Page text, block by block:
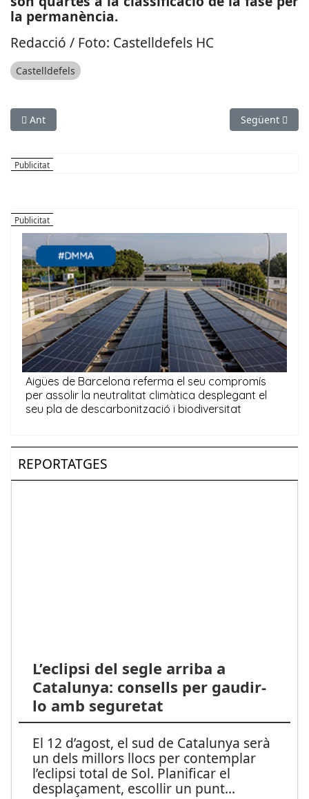
la permanència.
Redacció / Foto: Castelldefels HC
Castelldefels
Article anterior: ECONOMIA: Acord polític a Cervelló per
Ant Article
Següent
REPORTATGES
L’eclipsi del segle arriba a
Catalunya: consells per gaudir-
lo amb seguretat
El 12 d’agost, el sud de Catalunya serà
un dels millors llocs per contemplar
l’eclipsi total de Sol. Planificar el
desplaçament, escollir un punt...